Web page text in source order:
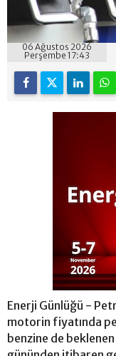
06 Ağustos 2026
Perşembe 17:43
Enerji Günlüğü -
motorin fiyatında
benzine de